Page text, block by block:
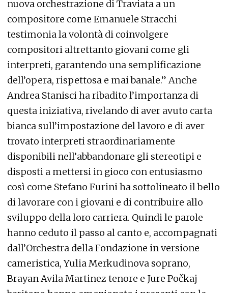
nuova orchestrazione di Traviata a un
compositore come Emanuele Stracchi
testimonia la volontà di coinvolgere
compositori altrettanto giovani come gli
interpreti, garantendo una semplificazione
dell’opera, rispettosa e mai banale.” Anche
Andrea Stanisci ha ribadito l’importanza di
questa iniziativa, rivelando di aver avuto carta
bianca sull’impostazione del lavoro e di aver
trovato interpreti straordinariamente
disponibili nell’abbandonare gli stereotipi e
disposti a mettersi in gioco con entusiasmo
così come Stefano Furini ha sottolineato il bello
di lavorare con i giovani e di contribuire allo
sviluppo della loro carriera. Quindi le parole
hanno ceduto il passo al canto e, accompagnati
dall’Orchestra della Fondazione in versione
cameristica, Yulia Merkudinova soprano,
Brayan Avila Martinez tenore e Jure Počkaj